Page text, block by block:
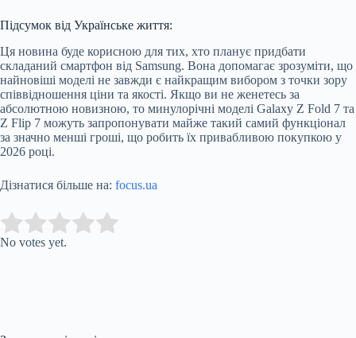
Підсумок від Українське життя:
Ця новина буде корисною для тих, хто планує придбати
складаний смартфон від Samsung. Вона допомагає зрозуміти, що
найновіші моделі не завжди є найкращим вибором з точки зору
співвідношення ціни та якості. Якщо ви не женетесь за
абсолютною новизною, то минулорічні моделі Galaxy Z Fold 7 та
Z Flip 7 можуть запропонувати майже такий самий функціонал
за значно менші гроші, що робить їх привабливою покупкою у
2026 році.
Дізнатися більше на: focus.ua
Rate this item:
No votes yet.